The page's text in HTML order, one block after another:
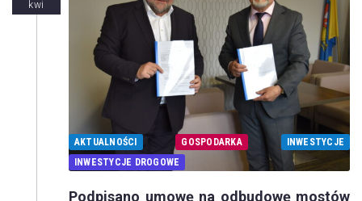
kwi
AKTUALNOŚCI GOSPODARKA
INWESTYCJE
INWESTYCJE DROGOWE
Podpisano umowę na odbudowę mostów